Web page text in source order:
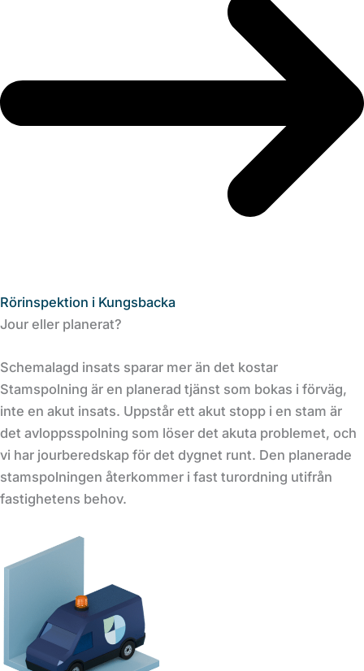
Rörinspektion i Kungsbacka
Jour eller planerat?
Schemalagd insats sparar mer än det kostar
Stamspolning är en planerad tjänst som bokas i förväg,
inte en akut insats. Uppstår ett akut stopp i en stam är
det avloppsspolning som löser det akuta problemet, och
vi har jourberedskap för det dygnet runt. Den planerade
stamspolningen återkommer i fast turordning utifrån
fastighetens behov.